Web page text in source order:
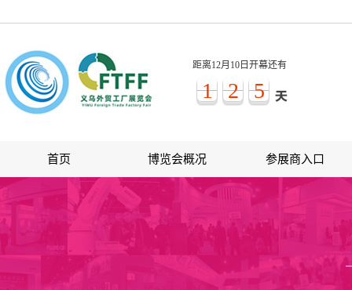
距离12月10日开幕还有
1 2 5
首页 博览会概况 参展商入口